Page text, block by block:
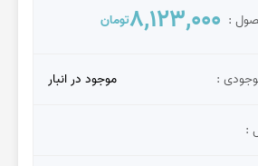
:
8,123,000تومان
: موجود در انبار
: